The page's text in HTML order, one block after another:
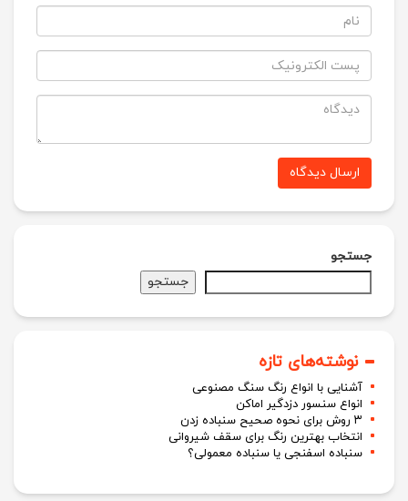
ارسال دیدگاه
جستجو
جستجو
نوشته‌های تازه
آشنایی با انواع رنگ سنگ مصنوعی
انواع سنسور دزدگیر اماکن
۳ روش برای نحوه صحیح سنباده زدن
انتخاب بهترین رنگ برای سقف شیروانی
سنباده اسفنجی یا سنباده معمولی؟